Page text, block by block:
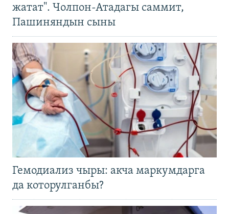
жатат". Чолпон-Атадагы саммит,
Пашиняндын сыны
Гемодиализ чыры: акча маркумдарга
да которулганбы?